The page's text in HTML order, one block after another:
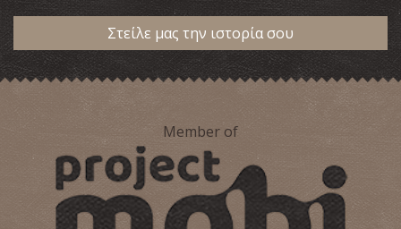
Στείλε μας την ιστορία σου
Member of